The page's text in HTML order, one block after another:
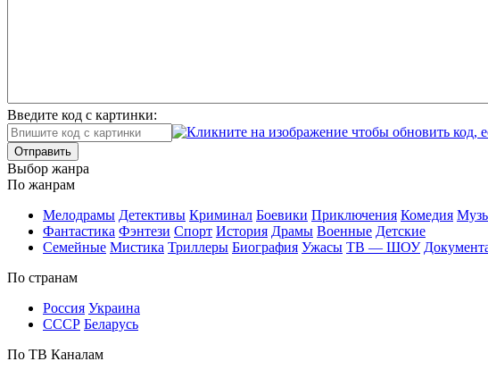
Введите код с картинки:
Отправить
Вы­бор жан­ра
По жан­рам
Ме­ло­дра­мы Де­тек­ти­вы Кри­ми­нал Бое­ви­ки При­клю­че­ния Ко­ме­дия
Фан­та­сти­ка Фэн­те­зи Спорт Ис­то­рия Дра­мы Во­ен­ные Дет­ские
Се­мей­ные Мис­ти­ка Трил­ле­ры Био­гра­фия Ужа­сы ТВ — ШОУ
По стра­нам
Рос­сия Ук­раи­на
СССР Бе­ла­русь
По ТВ Ка­на­лам